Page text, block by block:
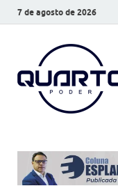
7 de agosto de 2026